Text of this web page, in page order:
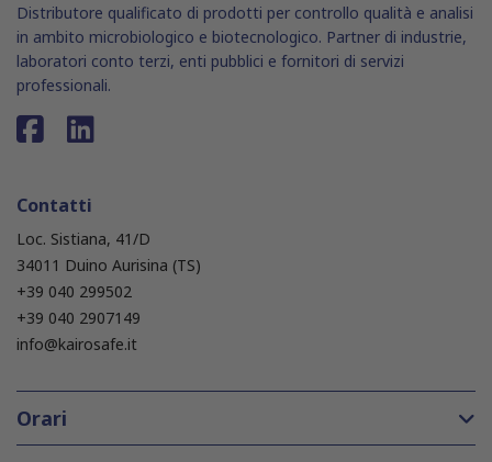
Distributore qualificato di prodotti per controllo qualità e analisi
in ambito microbiologico e biotecnologico. Partner di industrie,
laboratori conto terzi, enti pubblici e fornitori di servizi
professionali.
Contatti
Loc. Sistiana, 41/D
34011 Duino Aurisina (TS)
+39 040 299502
+39 040 2907149
info@kairosafe.it
Orari